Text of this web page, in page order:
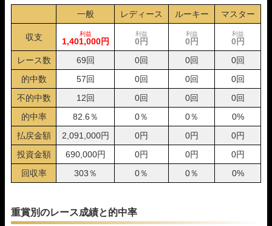
一般 レディース ルーキー マスター
収支 利益
1,401,000円
利益
0円
利益
0円
利益
0円
レース数
69回 0回 0回
0回
的中数
57回 0回 0回
0回
不的中数
12回 0回 0回
0回
的中率
82.6％ 0％ 0％
0%
払戻金額
2,091,000円 0円 0円
0円
投資金額
690,000円 0円 0円
0円
回収率
303％ 0％ 0％ 0%
重賞別のレース成績と的中率